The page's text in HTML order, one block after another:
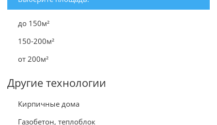
до 150м²
150-200м²
от 200м²
Другие технологии
Кирпичные дома
Газобетон, теплоблок